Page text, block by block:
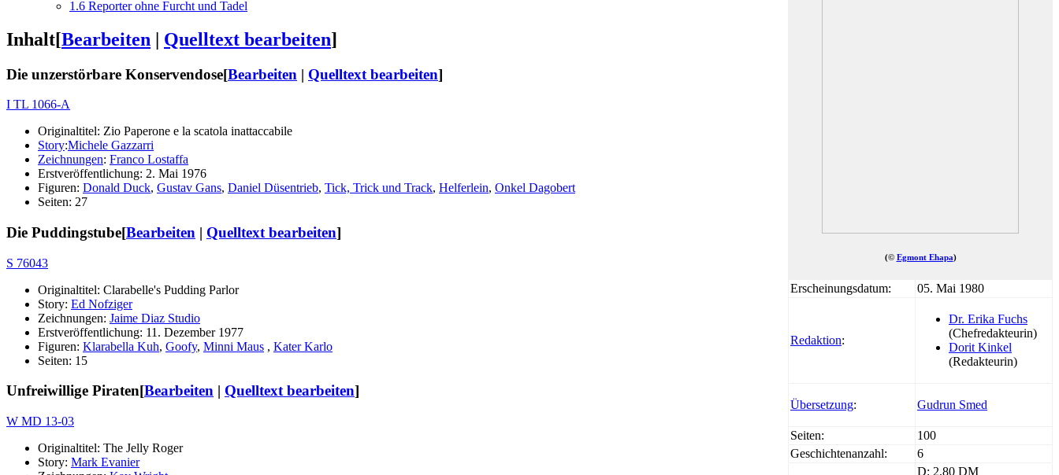
(© Egmont Ehapa)
Erscheinungsdatum: 05. Mai 1980
Redaktion:
Dr. Erika Fuchs
(Chefredakteurin)
Dorit Kinkel
(Redakteurin)
Übersetzung: Gudrun Smed
Seiten:
100
Geschichtenanzahl:
6
D: 2,80 DM
1.6 Reporter ohne Furcht und Tadel
Inhalt[Bearbeiten | Quelltext bearbeiten]
Die unzerstörbare Konservendose[Bearbeiten | Quelltext bearbeiten]
I TL 1066-A
Originaltitel: Zio Paperone e la scatola inattaccabile
Story:Michele Gazzarri
Zeichnungen: Franco Lostaffa
Erstveröffentlichung: 2. Mai 1976
Figuren: Donald Duck, Gustav Gans, Daniel Düsentrieb, Tick, Trick und Track, Helferlein, Onkel Dagobert
Seiten: 27
Die Puddingstube[Bearbeiten | Quelltext bearbeiten]
S 76043
Originaltitel: Clarabelle's Pudding Parlor
Story: Ed Nofziger
Zeichnungen: Jaime Diaz Studio
Erstveröffentlichung: 11. Dezember 1977
Figuren: Klarabella Kuh, Goofy, Minni Maus , Kater Karlo
Seiten: 15
Unfreiwillige Piraten[Bearbeiten | Quelltext bearbeiten]
W MD 13-03
Originaltitel: The Jelly Roger
Story: Mark Evanier